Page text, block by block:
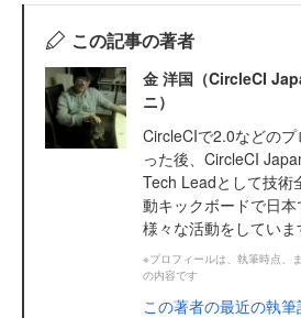
この記事の著者
金 洋国（CircleCI
ニ）
CircleCIで2.0などの
った後、CircleCI
Tech Leadとして技術
動キックボードで日
様々な活動をしていま
※プロフィールは、執筆時点、
の内容です
この著者の最近の執